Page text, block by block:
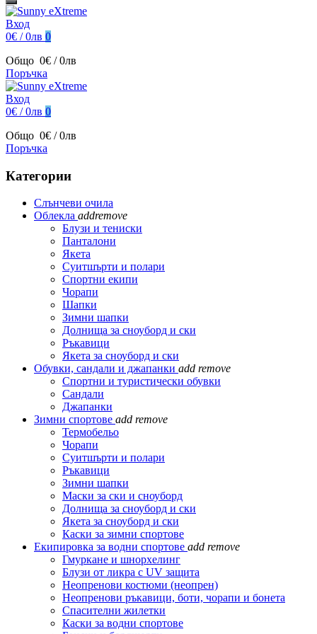
Вход
0€ / 0лв 0
Общо 0€ / 0лв
Поръчка
Вход
0€ / 0лв 0
Общо 0€ / 0лв
Поръчка
Категории
Слънчеви очила
Облекла addremove
Блузи и тениски
Панталони
Якета
Суитшърти и полари
Спортни екипи
Чорапи
Шапки
Зимни шапки
Долнища за сноуборд и ски
Ръкавици
Якета за сноуборд и ски
Обувки, сандали и джапанки add remove
Спортни и туристически обувки
Сандали
Джапанки
Зимни спортове add remove
Термобельо
Чорапи
Суитшърти и полари
Ръкавици
Зимни шапки
Маски за ски и сноуборд
Долнища за сноуборд и ски
Якета за сноуборд и ски
Каски за зимни спортове
Екипировка за водни спортове add remove
Гмуркане и шнорхелинг
Блузи от ликра с UV защита
Неопренови костюми (неопрен)
Неопренови ръкавици, боти, чорапи и бонета
Спасителни жилетки
Каски за водни спортове